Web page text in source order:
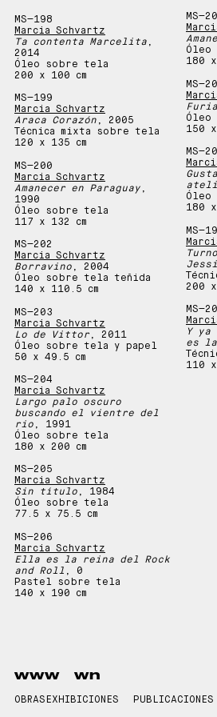
www wn
OBRAS EXHIBICIONES PUBLICACIONES
MS—198
Marcia Schvartz
Ta contenta Marcelita ,
2014
Óleo sobre tela
200 x 100 cm
MS—199
Marcia Schvartz
Araca Corazón , 2005
Técnica mixta sobre tela
120 x 135 cm
MS—200
Marcia Schvartz
Amanecer en Paraguay ,
1990
Óleo sobre tela
117 x 132 cm
MS—202
Marcia Schvartz
Borravino , 2004
Óleo sobre tela teñida
140 x 110.5 cm
MS—203
Marcia Schvartz
Lo de Vittor, 2011
Óleo sobre tela y papel
50 x 49.5 cm
MS—204
Marcia Schvartz
Largo palo oscuro
buscando el vientre del
rio , 1991
Óleo sobre tela
180 x 200 cm
MS—205
Marcia Schvartz
Sin título , 1984
Óleo sobre tela
77.5 x 75.5 cm
MS—206
Marcia Schvartz
Ella es la reina del Rock
and Roll , 0
Pastel sobre tela
140 x 190 cm
MS—
180
MS—
Furia
150
MS—
180
MS—
200
MS—
Y
es
110